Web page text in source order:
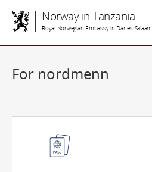
Norway in Tanzania
Royal Norwegian Embassy in Dar es Salaam
For nordmenn